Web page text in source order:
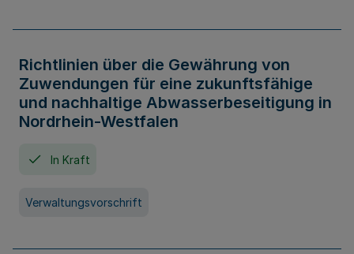
Richtlinien über die Gewährung von
Zuwendungen für eine zukunftsfähige
und nachhaltige Abwasserbeseitigung in
Nordrhein-Westfalen
In Kraft
Verwaltungsvorschrift